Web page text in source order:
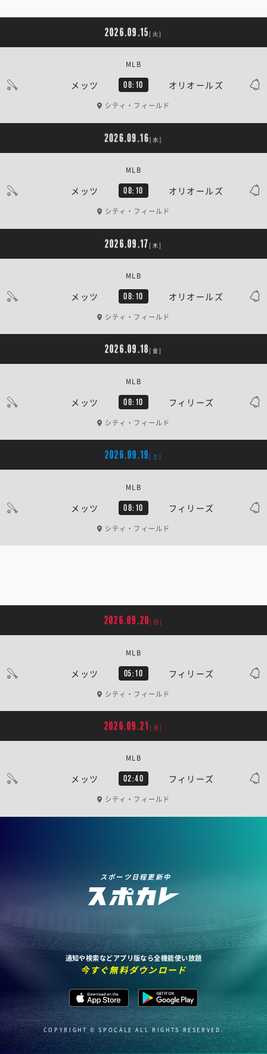
2026.09.15 [火]
メッツ 08:10 オリオールズ
MLB
シティ・フィールド
2026.09.16[水]
メッツ 08:10 オリオールズ
MLB
シティ・フィールド
2026.09.17 [木]
メッツ 08:10 オリオールズ
MLB
シティ・フィールド
2026.09.18 [金]
メッツ 08:10 フィリーズ
MLB
シティ・フィールド
2026.09.19 [土]
メッツ 08:10 フィリーズ
MLB
シティ・フィールド
2026.09.20 [日]
メッツ 05:10 フィリーズ
MLB
シティ・フィールド
2026.09.21 [月]
メッツ 02:40 フィリーズ
MLB
シティ・フィールド
スポーツ日程更新中
通知や検索などアプリ版なら全機能使い放題
今すぐ無料ダウンロード
COPYRIGHT © SPOCALE ALL RIGHTS RESERVED.